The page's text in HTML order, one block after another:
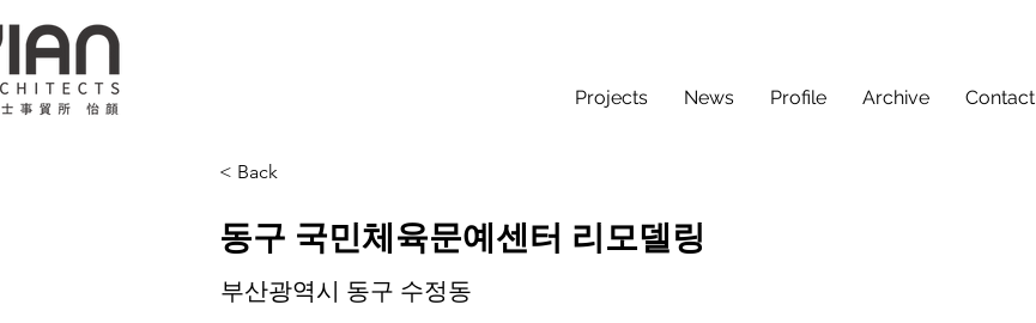
Projects News Profile Archive Contact
< Back
동구 국민체육문예센터 리모델링
부산광역시 동구 수정동